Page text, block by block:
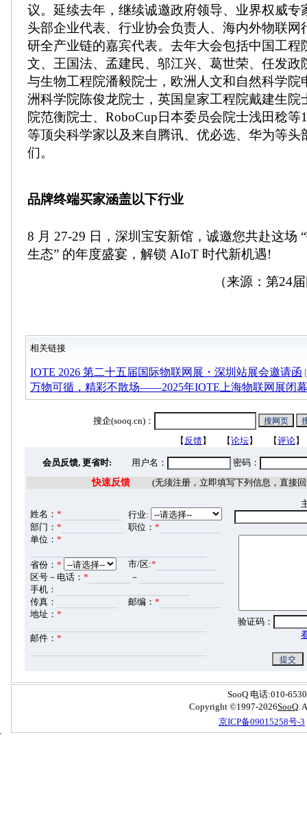
议。延续去年，继续诚邀政府领导、业界权威专
头部企业代表、行业协会负责人、海内外物联网
研全产业链的嘉宾代表。去年大会包括中国工程
文、王国法、孟建民、邬江兴、葛世荣、任发政
与生物工程院潘毅院士，欧洲人文和自然科学院
洲科学院陈俊龙院士，英国皇家工程院戴建生院
院范衡院士、RoboCup日本委员会院士浅田稔等
等顶尖科学家以及来自腾讯、优必选、华为等头
们。
品牌终端买家涵盖以下行业
8 月 27-29 日，深圳宝安新馆，诚邀您共赴这场
生态” 的年度盛宴，解锁 AIoT 时代新机遇!
（来源：第24
相关链接
IOTE 2026 第二十五届国际物联网展・深圳站展会邀请函
万物可循，精彩不散场——2025年IOTE上海物联网展闭幕
搜企(sooq.cn)：
【 反馈】 【论坛】 【评论
会员反馈, 更省时: 用户名：
密码：
快速反馈(无须注册，立即填写下列信息，直接回
姓名： *
行业:
部门： * 职位： *
单位： *
省份： * 市/区:*
区号－电话： *
－
手机：
传真：
邮编： *
地址： *
邮件： *
验证码：
SooQ 电话:010-
Copyright ©1997-2026SooQ.
京ICP备09015258号-3